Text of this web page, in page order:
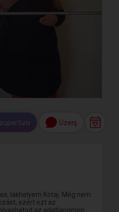
Üzenj
lakhelyem Kótaj. Még nem
ezért ezt az
az adatlapomon.